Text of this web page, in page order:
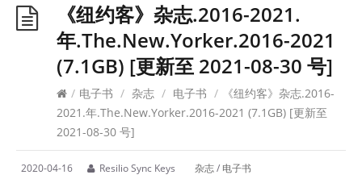
《纽约客》杂志.2016-2021.
年.The.New.Yorker.2016-2021
(7.1GB) [更新至 2021-08-30 号]
/ 电子书 / 杂志 / 电子书 /
《纽约客》杂志.2016-
2021.年.The.New.Yorker.2016-2021 (7.1GB) [更新至
2021-08-30 号]
2020-04-16 Resilio Sync Keys 杂志/ 电子书